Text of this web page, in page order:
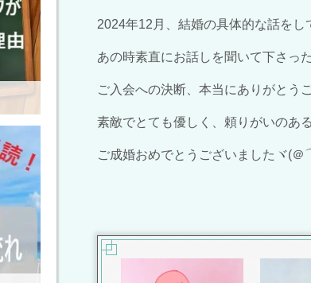
2024年12月、結婚の具体的な話をし
あの時素直にお話しを聞いて下さっ
ご入会への決断、本当にありがとう
素敵でとても優しく、頼りがいのあ
ご成婚おめでとうございましたヾ(